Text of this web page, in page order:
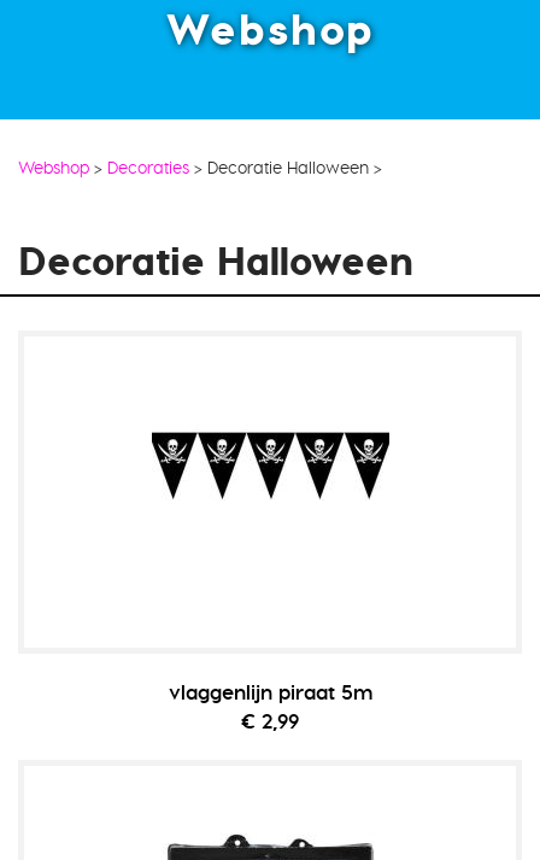
Webshop
Webshop > Decoraties > Decoratie Halloween >
Decoratie Halloween
vlaggenlijn piraat 5m
€ 2,99